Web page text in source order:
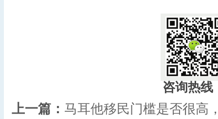
咨询热线
上一篇： 马耳他移民门槛是否很高